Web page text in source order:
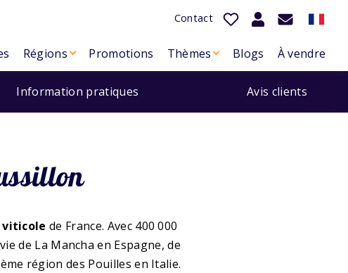
Contact
Régions Promotions Thèmes Blogs À vendre
Information pratiques Avis clients
viticole de France. Avec 400 000
de La Mancha en Espagne, de
région des Pouilles en Italie.